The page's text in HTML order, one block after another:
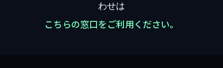
わせは
こちらの窓口をご利用ください。